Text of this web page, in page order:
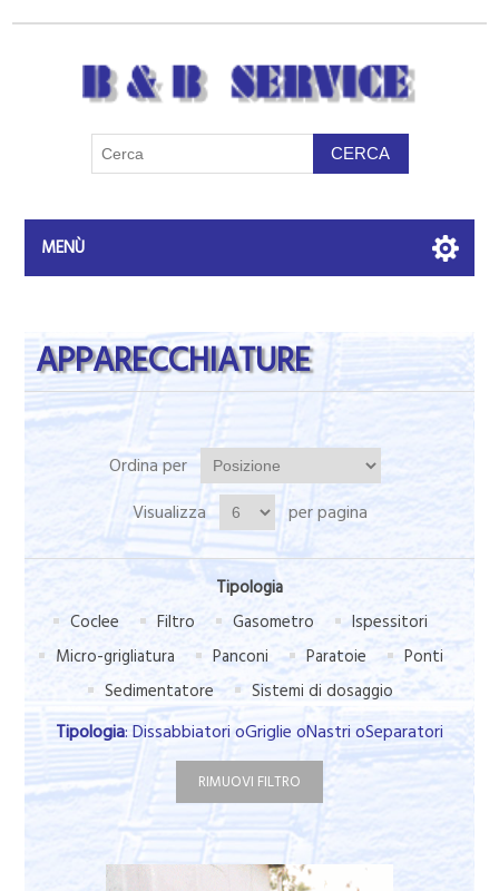
MENÙ
APPARECCHIATURE
Ordina per
Visualizza
per pagina
Tipologia
Coclee
Filtro Gasometro
Ispessitori
Micro-grigliatura
Panconi Paratoie
Ponti
Sedimentatore
Sistemi di dosaggio
Tipologia: Dissabbiatori oGriglie oNastri oSeparatori
RIMUOVI FILTRO